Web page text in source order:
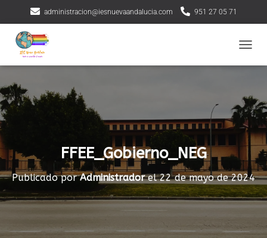
administracion@iesnuevaandalucia.com 951 27 05 71
FFEE_Gobierno_NEG
Publicado porAdministradorel22 de mayo de 2024